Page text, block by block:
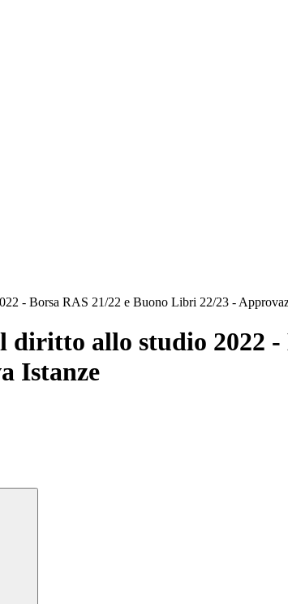
- Borsa RAS 21/22 e Buono Libri 22/23 -
diritto allo studio 2022
Istanze